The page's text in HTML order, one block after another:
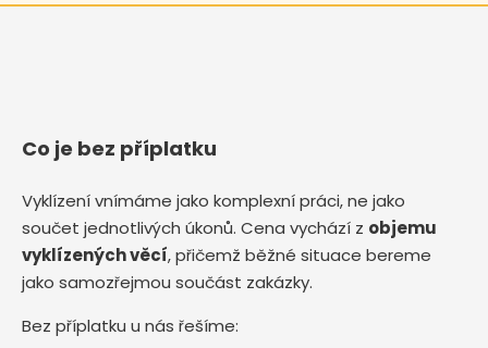
Co je bez příplatku
Vyklízení vnímáme jako komplexní práci, ne jako
součet jednotlivých úkonů. Cena vychází z objemu
vyklízených věcí, přičemž běžné situace bereme
jako samozřejmou součást zakázky.
Bez příplatku u nás řešíme: